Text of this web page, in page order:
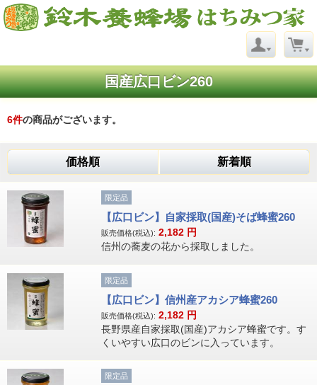
国産広口ビン260
6件の商品がございます。
価格順 新着順
限定品
【広口ビン】自家採取(国産)そば蜂蜜260
販売価格(税込): 2,182 円
信州の蕎麦の花から採取しました。
限定品
【広口ビン】信州産アカシア蜂蜜260
販売価格(税込): 2,182 円
長野県産自家採取(国産)アカシア蜂蜜です。す
くいやすい広口のビンに入っています。
限定品